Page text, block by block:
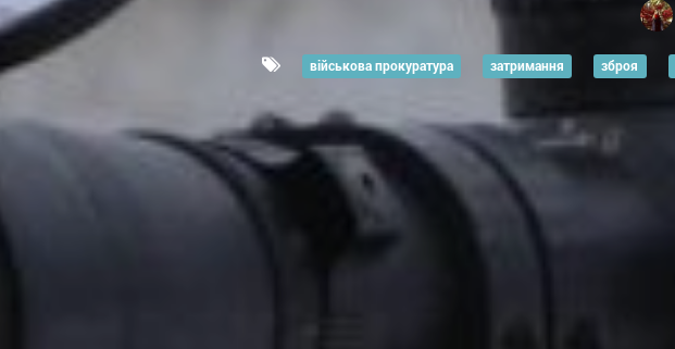
військова прокуратура затримання зброя